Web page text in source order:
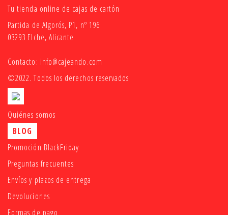
Tu tienda online de cajas de cartón
Partida de Algorós, P1, nº 196
03293 Elche, Alicante
Contacto: info@cajeando.com
©2022. Todos los derechos reservados
Quiénes somos
BLOG
Promoción BlackFriday
Preguntas frecuentes
Envíos y plazos de entrega
Devoluciones
Formas de pago